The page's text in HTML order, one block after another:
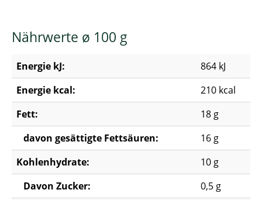
Nährwerte ø 100 g
Energie kJ:
864 kJ
Energie kcal:
210 kcal
Fett:
18 g
davon gesättigte Fettsäuren:
16 g
Kohlenhydrate:
10 g
Davon Zucker:
0,5 g